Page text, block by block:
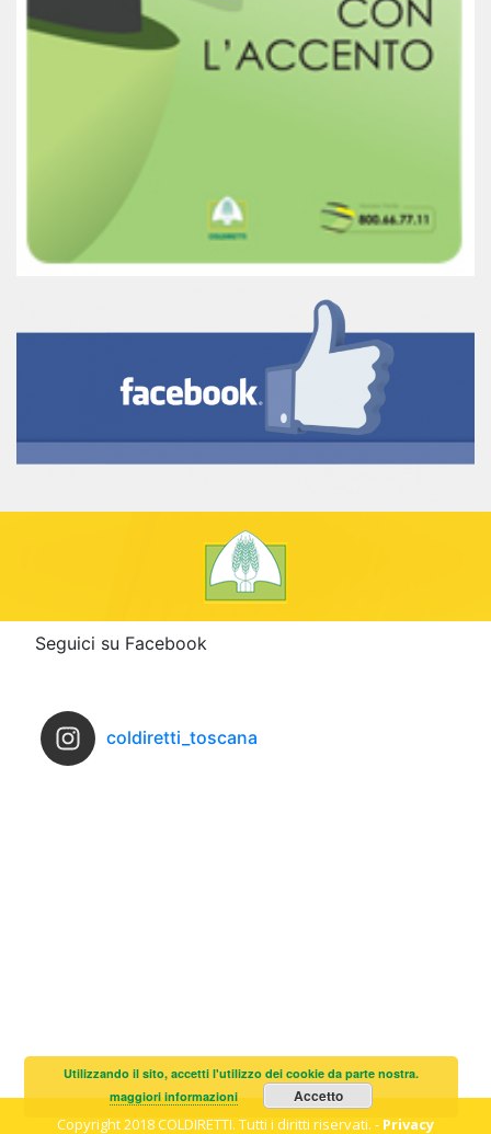
Seguici su Facebook
coldiretti_toscana
Copyright 2018 COLDIRETTI. Tutti i diritti riservati. - Privacy
Utilizzando il sito, accetti l'utilizzo dei cookie da parte nostra.
maggiori informazioni
Accetto